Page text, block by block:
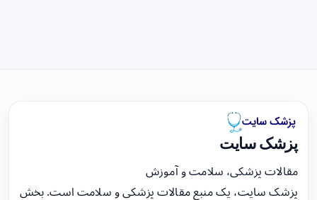
پزشک سایت
مقالات پزشکی، سلامت و آموزش
پزشک سایت، یک منبع مقالات پزشکی و سلامت است. بخش